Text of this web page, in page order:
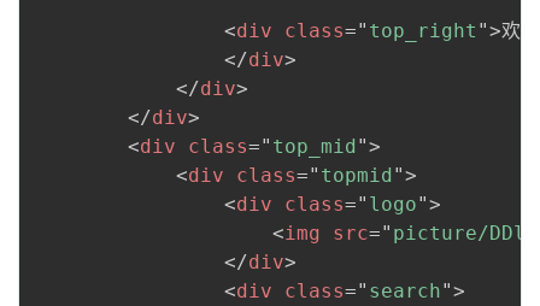
<div class=" top_right ">欢
</div>
</div>
</div>
<div class=" top_mid ">
<div class=" topmid ">
<div class=" logo">
<img src=" picture/
</div>
<div class=" search">